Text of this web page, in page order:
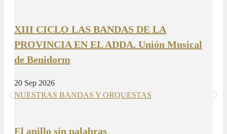
XIII CICLO LAS BANDAS DE LA
PROVINCIA EN EL ADDA. Unión Musical
de Benidorm
20 Sep 2026
NUESTRAS BANDAS Y ORQUESTAS
El anillo sin palabras